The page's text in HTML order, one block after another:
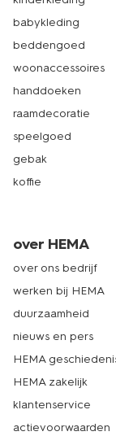
Heb je jouw
series hebben
op elkaar af kunt
passend bord. Je
je filtert op soort
Binnen een paar
huis. Neem je
filialen? Dat kan
altijd wel een
babykleding
beddengoed
woonaccessoires
handdoeken
raamdecoratie
speelgoed
gebak
koffie
over HEMA
over ons bedrijf
werken bij HEMA
duurzaamheid
nieuws en pers
HEMA
HEMA zakelijk
klantenservice
actievoorwaarden